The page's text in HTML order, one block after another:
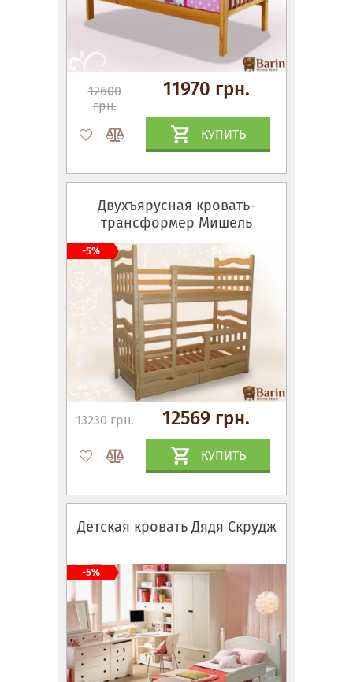
12600
грн.
11970 грн.
КУПИТЬ
Двухъярусная кровать-
трансформер Мишель
13230 грн. 12569 грн.
КУПИТЬ
-5%
Детская кровать Дядя Скрудж
-5%